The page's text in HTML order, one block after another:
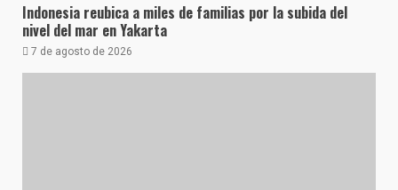
Indonesia reubica a miles de familias por la subida del
nivel del mar en Yakarta
7 de agosto de 2026